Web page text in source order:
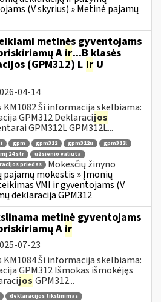
(V skyrius) » Metinė pajamų
metinės gyventojams
A ir...B klasės
(GPM312) L ir U
04-14
KM1082 Ši informacija skelbiama:
GPM312 Deklaracijos
GPM312L GPM312L...
gpm gpm312 gpm312u
gpm312l
24 str
užsienio valiuta
priedas
Mokesčių žinyno
pajamų mokestis » Įmonių
VMI ir gyventojams (V
deklaracija GPM312
metinė gyventojams
A ir
07-23
KM1084 Ši informacija skelbiama:
GPM312 Išmokas išmokėjęs
jos GPM312...
deklaracijos tikslinimas